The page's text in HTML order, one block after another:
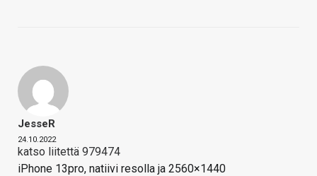
JesseR
24.10.2022
katso liitettä 979474
iPhone 13pro, natiivi resolla ja 2560×1440